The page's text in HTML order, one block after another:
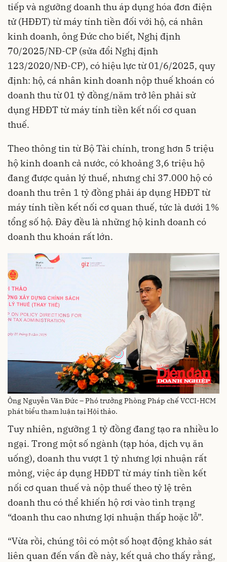
tiếp và ngưỡng doanh thu áp dụng hóa đơn điện
tử (HĐĐT) từ máy tính tiền đối với hộ, cá nhân
kinh doanh, ông Đức cho biết, Nghị định
70/2025/NĐ-CP (sửa đổi Nghị định
123/2020/NĐ-CP), có hiệu lực từ 01/6/2025, quy
định: hộ, cá nhân kinh doanh nộp thuế khoán có
doanh thu từ 01 tỷ đồng/năm trở lên phải sử
dụng HĐĐT từ máy tính tiền kết nối cơ quan
thuế.
Theo thông tin từ Bộ Tài chính, trong hơn 5 triệu
hộ kinh doanh cả nước, có khoảng 3,6 triệu hộ
đang được quản lý thuế, nhưng chỉ 37.000 hộ có
doanh thu trên 1 tỷ đồng phải áp dụng HĐĐT từ
máy tính tiền kết nối cơ quan thuế, tức là dưới 1%
tổng số hộ. Đây đều là những hộ kinh doanh có
doanh thu khoán rất lớn.
Ông Nguyễn Văn Đức – Phó trưởng Phòng Pháp chế VCCI-HCM
phát biểu tham luận tại Hội thảo.
Tuy nhiên, ngưỡng 1 tỷ đồng đang tạo ra nhiều lo
ngại. Trong một số ngành (tạp hóa, dịch vụ ăn
uống), doanh thu vượt 1 tỷ nhưng lợi nhuận rất
mỏng, việc áp dụng HĐĐT từ máy tính tiền kết
nối cơ quan thuế và nộp thuế theo tỷ lệ trên
doanh thu có thể khiến hộ rơi vào tình trạng
“doanh thu cao nhưng lợi nhuận thấp hoặc lỗ”.
“Vừa rồi, chúng tôi có một số hoạt động khảo sát
liên quan đến vấn đề này, kết quả cho thấy rằng,